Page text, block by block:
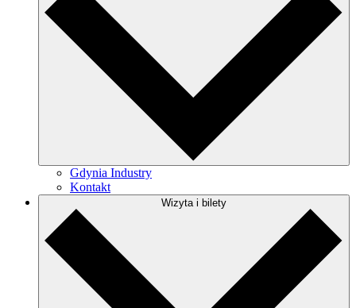
Gdynia Industry
Kontakt
Wizyta i bilety